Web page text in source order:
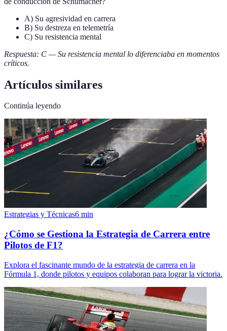
A) Su agresividad en carrera
B) Su destreza en telemetría
C) Su resistencia mental
Respuesta: C — Su resistencia mental lo diferenciaba en momentos
críticos.
Artículos similares
Continúa leyendo
Estrategias y Técnicas6 min
¿Cómo se Gestiona la Estrategia de Carrera entre
Pilotos de F1?
Explora el fascinante mundo de la estrategia de carrera en la
Fórmula 1, donde pilotos y equipos colaboran para lograr la victoria.